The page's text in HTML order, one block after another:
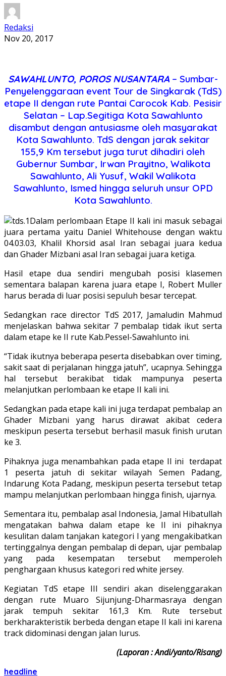
Redaksi
Nov 20, 2017
SAWAHLUNTO, POROS NUSANTARA – Sumbar-
Penyelenggaraan event Tour de Singkarak (TdS)
etape II dengan rute Pantai Carocok Kab. Pesisir
Selatan – Lap.Segitiga Kota Sawahlunto
disambut dengan antusiasme oleh masyarakat
Kota Sawahlunto. TdS dengan jarak sekitar
155,9 Km tersebut juga turut dihadiri oleh
Gubernur Sumbar, Irwan Prayitno, Walikota
Sawahlunto, Ali Yusuf, Wakil Walikota
Sawahlunto, Ismed hingga seluruh unsur OPD
Kota Sawahlunto.
Dalam perlombaan Etape II kali ini masuk sebagai
juara pertama yaitu Daniel Whitehouse dengan waktu
04.03.03, Khalil Khorsid asal Iran sebagai juara kedua
dan Ghader Mizbani asal Iran sebagai juara ketiga.
Hasil etape dua sendiri mengubah posisi klasemen
sementara balapan karena juara etape I, Robert Muller
harus berada di luar posisi sepuluh besar tercepat.
Sedangkan race director TdS 2017, Jamaludin Mahmud
menjelaskan bahwa sekitar 7 pembalap tidak ikut serta
dalam etape ke II rute Kab.Pessel-Sawahlunto ini.
“Tidak ikutnya beberapa peserta disebabkan over timing,
sakit saat di perjalanan hingga jatuh”, ucapnya. Sehingga
hal tersebut berakibat tidak mampunya peserta
melanjutkan perlombaan ke etape II kali ini.
Sedangkan pada etape kali ini juga terdapat pembalap an
Ghader Mizbani yang harus dirawat akibat cedera
meskipun peserta tersebut berhasil masuk finish urutan
ke 3.
Pihaknya juga menambahkan pada etape II ini terdapat
1 peserta jatuh di sekitar wilayah Semen Padang,
Indarung Kota Padang, meskipun peserta tersebut tetap
mampu melanjutkan perlombaan hingga finish, ujarnya.
Sementara itu, pembalap asal Indonesia, Jamal Hibatullah
mengatakan bahwa dalam etape ke II ini pihaknya
kesulitan dalam tanjakan kategori I yang mengakibatkan
tertinggalnya dengan pembalap di depan, ujar pembalap
yang pada kesempatan tersebut memperoleh
penghargaan khusus kategori red white jersey.
Kegiatan TdS etape III sendiri akan diselenggarakan
dengan rute Muaro Sijunjung-Dharmasraya dengan
jarak tempuh sekitar 161,3 Km. Rute tersebut
berkharakteristik berbeda dengan etape II kali ini karena
track didominasi dengan jalan lurus.
(Laporan : Andi/yanto/Risang)
headline